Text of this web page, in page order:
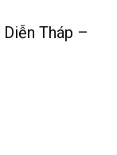
Tháp –